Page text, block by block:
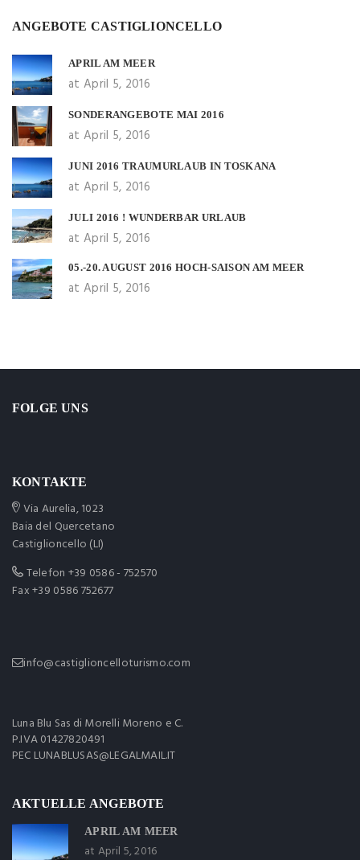
ANGEBOTE CASTIGLIONCELLO
APRIL AM MEER
at April 5, 2016
SONDERANGEBOTE MAI 2016
at April 5, 2016
JUNI 2016 TRAUMURLAUB IN TOSKANA
at April 5, 2016
JULI 2016 ! WUNDERBAR URLAUB
at April 5, 2016
05.-20. AUGUST 2016 HOCH-SAISON AM MEER
at April 5, 2016
FOLGE UNS
KONTAKTE
Via Aurelia, 1023
Baia del Quercetano
Castiglioncello (LI)
Telefon +39 0586 - 752570
Fax +39 0586 752677
info@castiglioncelloturismo.com
Luna Blu Sas di Morelli Moreno e C.
P.IVA 01427820491
PEC LUNABLUSAS@LEGALMAIL.IT
AKTUELLE ANGEBOTE
APRIL AM MEER
at April 5, 2016